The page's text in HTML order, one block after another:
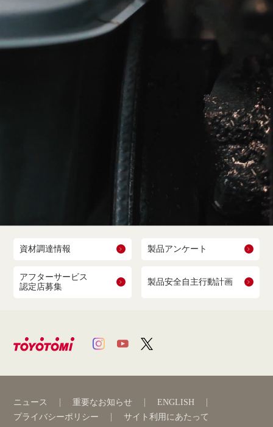
資材調達情報 製品アンケート
アフターサービス
認定店募集
製品安全自主行動計画
ニュース 重要なお知らせ
ENGLISH
プライバシーポリシー
サイト利用にあたって